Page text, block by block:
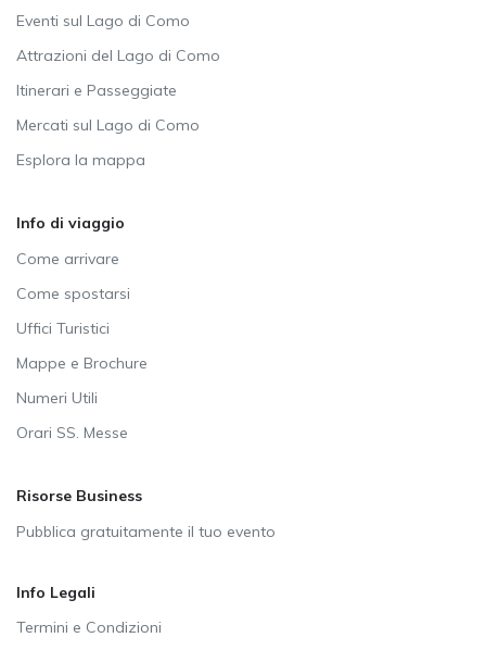
Eventi sul Lago di Como
Attrazioni del Lago di Como
Itinerari e Passeggiate
Mercati sul Lago di Como
Esplora la mappa
Info di viaggio
Come arrivare
Come spostarsi
Uffici Turistici
Mappe e Brochure
Numeri Utili
Orari SS. Messe
Risorse Business
Pubblica gratuitamente il tuo evento
Info Legali
Termini e Condizioni